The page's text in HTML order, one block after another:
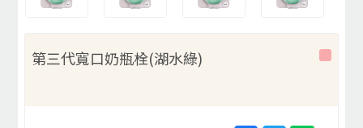
第三代寬口奶瓶栓(湖水綠)